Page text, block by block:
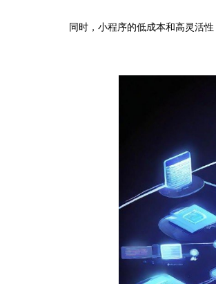
同时，小程序的低成本和高灵活性